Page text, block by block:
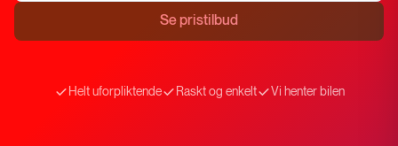
Se pristilbud
Helt uforpliktende Raskt og enkelt Vi henter bilen